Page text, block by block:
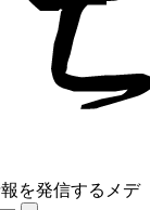
を発信するメデ